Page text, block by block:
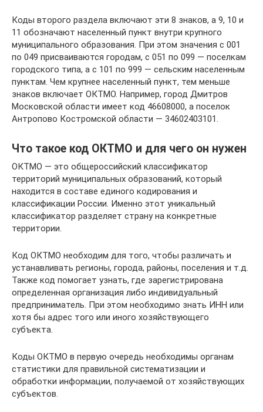
Коды второго раздела включают эти 8 знаков, а 9, 10 и
11 обозначают населенный пункт внутри крупного
муниципального образования. При этом значения с 001
по 049 присваиваются городам, с 051 по 099 — поселкам
городского типа, а с 101 по 999 — сельским населенным
пунктам. Чем крупнее населенный пункт, тем меньше
знаков включает ОКТМО. Например, город Дмитров
Московской области имеет код 46608000, а поселок
Антропово Костромской области — 34602403101.
Что такое код ОКТМО и для чего он нужен
ОКТМО — это общероссийский классификатор
территорий муниципальных образований, который
находится в составе единого кодирования и
классификации России. Именно этот уникальный
классификатор разделяет страну на конкретные
территории.
Код ОКТМО необходим для того, чтобы различать и
устанавливать регионы, города, районы, поселения и т.д.
Также код помогает узнать, где зарегистрирована
определенная организация либо индивидуальный
предприниматель. При этом необходимо знать ИНН или
хотя бы адрес того или иного хозяйствующего
субъекта.
Коды ОКТМО в первую очередь необходимы органам
статистики для правильной систематизации и
обработки информации, получаемой от хозяйствующих
субъектов.